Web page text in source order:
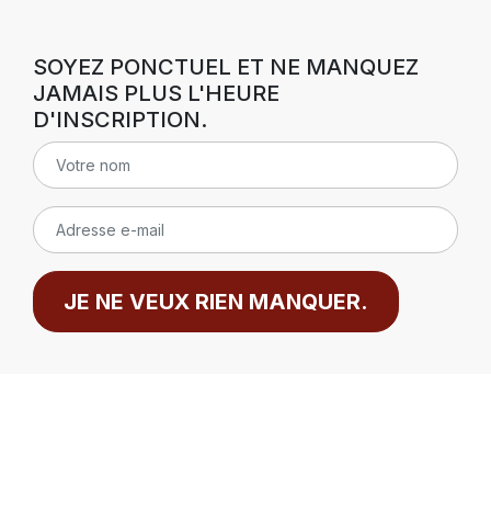
SOYEZ PONCTUEL ET NE MANQUEZ
JAMAIS PLUS L'HEURE
D'INSCRIPTION.
JE NE VEUX RIEN MANQUER.